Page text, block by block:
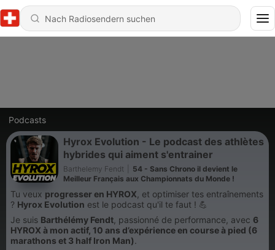
Podcasts
Hyrox Evolution - Le podcast des athlètes
hybrides qui aiment s'entrainer
Barthelemy Fendt
54 - Sans Chrono il devient le
Meilleur Français aux Championnats du Monde !
Tu veux progresser en HYROX , et optimiser tes entraînements
? Hyrox Evolution est le podcast qu'il te faut ! 💪
Je suis Barthélémy Fendt , passionné de performance, avec 6
HYROX à mon actif, 10 ans d’expérience en course à pied (6
marathons et 3 half Iron Man).